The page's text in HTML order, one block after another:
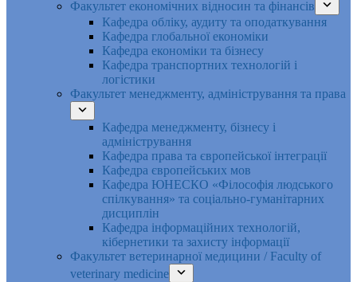
Факультет економічних відносин та фінансів
Кафедра обліку, аудиту та оподаткування
Кафедра глобальної економіки
Кафедра економіки та бізнесу
Кафедра транспортних технологій і
логістики
Факультет менеджменту, адміністрування та права
Кафедра менеджменту, бізнесу і
адміністрування
Кафедра права та європейської інтеграції
Кафедра європейських мов
Кафедра ЮНЕСКО «Філософія людського
спілкування» та соціально-гуманітарних
дисциплін
Кафедра інформаційних технологій,
кібернетики та захисту інформації
Факультет ветеринарної медицини / Faculty of
veterinary medicine